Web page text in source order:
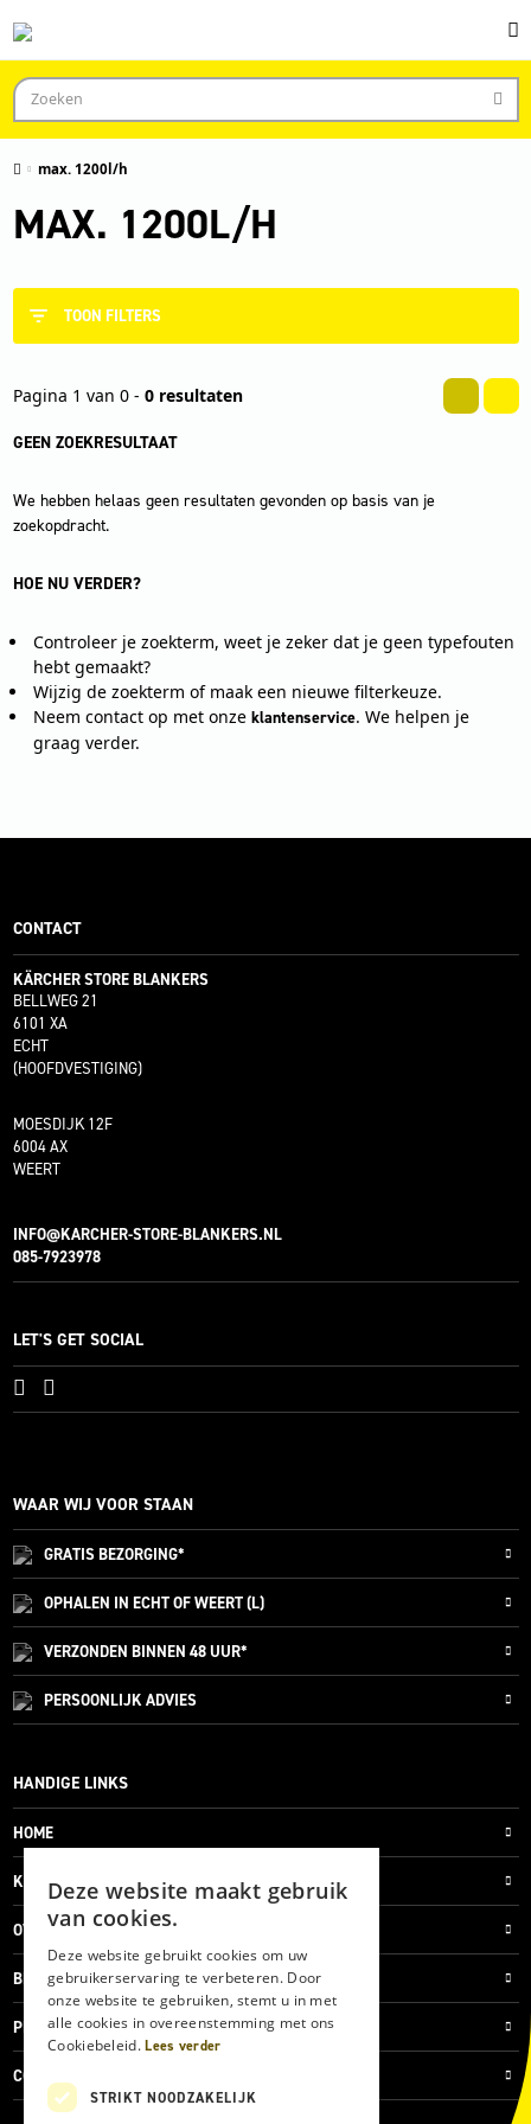
max. 1200l/h
MAX. 1200L/H
TOON FILTERS
Pagina 1 van 0 - 0 resultaten
GEEN ZOEKRESULTAAT
We hebben helaas geen resultaten gevonden op basis van je
zoekopdracht.
HOE NU VERDER?
Controleer je zoekterm, weet je zeker dat je geen typefouten
hebt gemaakt?
Wijzig de zoekterm of maak een nieuwe filterkeuze.
Neem contact op met onze klantenservice. We helpen je
graag verder.
CONTACT
KÄRCHER STORE BLANKERS
BELLWEG 21
6101 XA
ECHT
(HOOFDVESTIGING)
MOESDIJK 12F
6004 AX
WEERT
INFO@KARCHER-STORE-BLANKERS.NL
085-7923978
LET'S GET SOCIAL
WAAR WIJ VOOR STAAN
GRATISBEZORGING*
OPHALEN IN ECHT OF WEERT (L)
VERZONDEN BINNEN 48 UUR*
PERSOONLIJKADVIES
HANDIGE LINKS
HOME
KLANTENSERVICE
OVER ONS
BLOG
PRIVACYVERKLARING
COOKIES
Deze website maakt gebruik
van cookies.
Deze website gebruikt cookies om uw
gebruikerservaring te verbeteren. Door
onze website te gebruiken, stemt u in met
alle cookies in overeenstemming met ons
Cookiebeleid.Lees verder
STRIKT NOODZAKELIJK